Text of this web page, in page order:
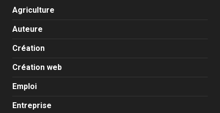
Agriculture
Auteure
Création
Création web
Emploi
Entreprise